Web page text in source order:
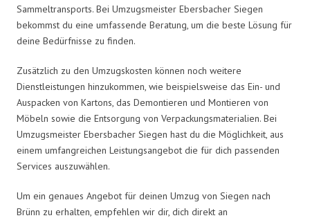
Sammeltransports. Bei Umzugsmeister Ebersbacher Siegen
bekommst du eine umfassende Beratung, um die beste Lösung für
deine Bedürfnisse zu finden.
Zusätzlich zu den Umzugskosten können noch weitere
Dienstleistungen hinzukommen, wie beispielsweise das Ein- und
Auspacken von Kartons, das Demontieren und Montieren von
Möbeln sowie die Entsorgung von Verpackungsmaterialien. Bei
Umzugsmeister Ebersbacher Siegen hast du die Möglichkeit, aus
einem umfangreichen Leistungsangebot die für dich passenden
Services auszuwählen.
Um ein genaues Angebot für deinen Umzug von Siegen nach
Brünn zu erhalten, empfehlen wir dir, dich direkt an